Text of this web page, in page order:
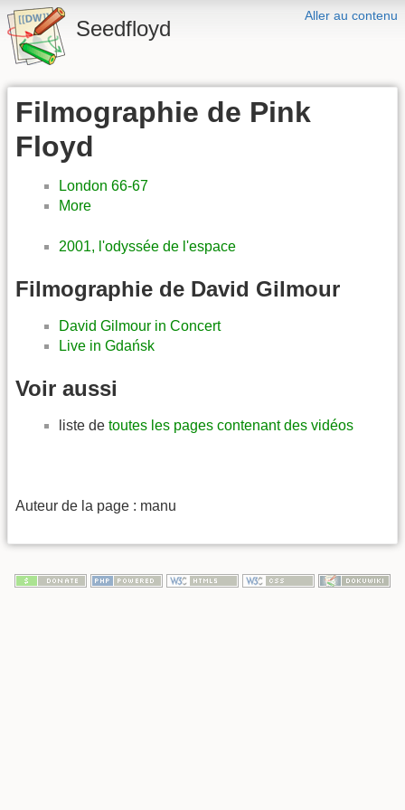
Aller au contenu
Seedfloyd
Filmographie de Pink
Floyd
London 66-67
More
2001, l'odyssée de l'espace
Filmographie de David Gilmour
David Gilmour in Concert
Live in Gdańsk
Voir aussi
liste de toutes les pages contenant des vidéos
Auteur de la page : manu